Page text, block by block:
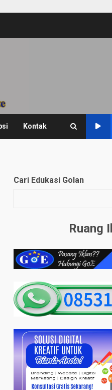
Kontak
Cari Edukasi Golan
Ruang